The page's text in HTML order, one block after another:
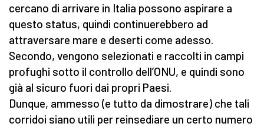
cercano di arrivare in Italia possono aspirare a
questo status, quindi continuerebbero ad
attraversare mare e deserti come adesso.
Secondo, vengono selezionati e raccolti in campi
profughi sotto il controllo dell’ONU, e quindi sono
già al sicuro fuori dai propri Paesi.
Dunque, ammesso (e tutto da dimostrare) che tali
corridoi siano utili per reinsediare un certo numero